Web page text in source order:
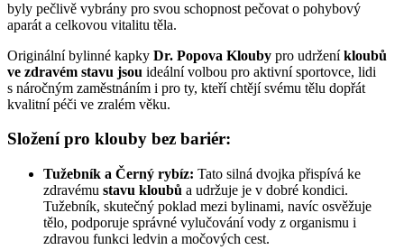
byly pečlivě vybrány pro svou schopnost pečovat o pohybový
aparát a celkovou vitalitu těla.
Originální bylinné kapky Dr. Popova Klouby pro udrženíkloubů
ve zdravém stavu jsou ideální volbou pro aktivní sportovce, lidi
s náročným zaměstnáním i pro ty, kteří chtějí svému tělu dopřát
kvalitní péči ve zralém věku.
Složení pro klouby bez bariér:
Tužebník a Černý rybíz: Tato silná dvojka přispívá ke
zdravému stavu kloubů a udržuje je v dobré kondici.
Tužebník, skutečný poklad mezi bylinami, navíc osvěžuje
tělo, podporuje správné vylučování vody z organismu i
zdravou funkci ledvin a močových cest.